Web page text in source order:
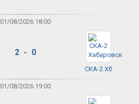
01/08/2026 18:00
2 - 0
СКА-2 Хб
01/08/2026 19:00